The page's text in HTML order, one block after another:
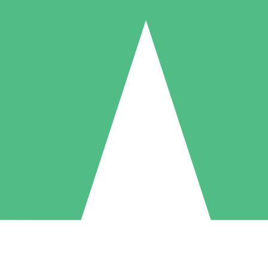
Individuele Creditpakketten
per gebruik met downloadtegoeden. Geen maandelijkse verplichting
5 Downloaden
US$